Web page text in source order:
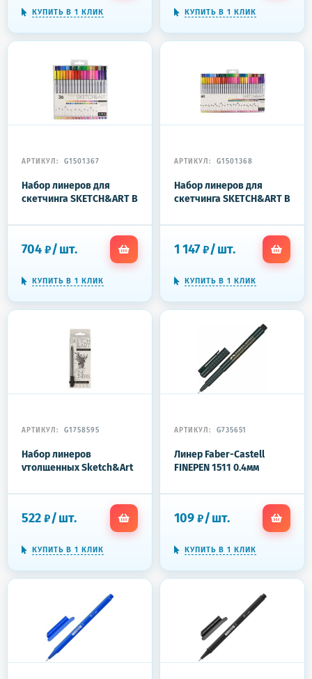
КУПИТЬ В 1 КЛИК КУПИТЬ В 1 КЛИК
АРТИКУЛ: G1501367
Набор линеров для
скетчинга SKETCH&ART В
36-0014
704 ₽/шт.
КУПИТЬ В 1 КЛИК
АРТИКУЛ: G1501368
Набор линеров для
скетчинга SKETCH&ART В
36-0016
1 147 ₽/шт.
КУПИТЬ В 1 КЛИК
АРТИКУЛ: G1758595
Набор линеров
утолщенных Sketch&Art
0032
522 ₽/шт.
КУПИТЬ В 1 КЛИК
АРТИКУЛ: G735651
Линер Faber-Castell
FINEPEN 1511 0,4мм
109 ₽/шт.
КУПИТЬ В 1 КЛИК